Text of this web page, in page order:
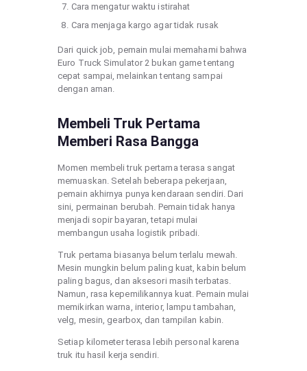
Cara mengatur waktu istirahat
Cara menjaga kargo agar tidak rusak
Dari quick job, pemain mulai memahami bahwa
Euro Truck Simulator 2 bukan game tentang
cepat sampai, melainkan tentang sampai
dengan aman.
Membeli Truk Pertama
Memberi Rasa Bangga
Momen membeli truk pertama terasa sangat
memuaskan. Setelah beberapa pekerjaan,
pemain akhirnya punya kendaraan sendiri. Dari
sini, permainan berubah. Pemain tidak hanya
menjadi sopir bayaran, tetapi mulai
membangun usaha logistik pribadi.
Truk pertama biasanya belum terlalu mewah.
Mesin mungkin belum paling kuat, kabin belum
paling bagus, dan aksesori masih terbatas.
Namun, rasa kepemilikannya kuat. Pemain mulai
memikirkan warna, interior, lampu tambahan,
velg, mesin, gearbox, dan tampilan kabin.
Setiap kilometer terasa lebih personal karena
truk itu hasil kerja sendiri.